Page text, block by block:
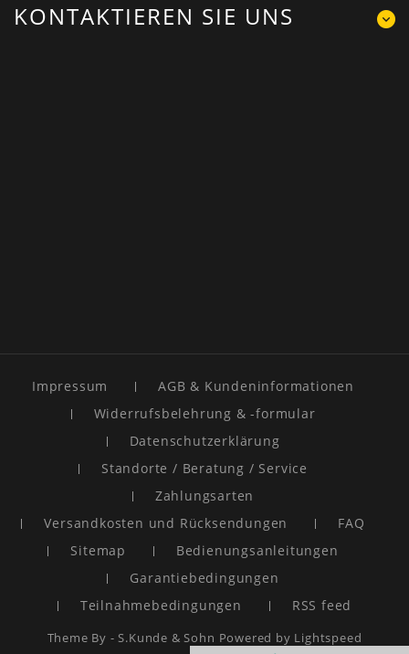
KONTAKTIEREN SIE UNS
Impressum
AGB & Kundeninformationen
Widerrufsbelehrung & -formular
Datenschutzerklärung
Standorte / Beratung / Service
Zahlungsarten
Versandkosten und Rücksendungen
FAQ
Sitemap
Bedienungsanleitungen
Garantiebedingungen
Teilnahmebedingungen
RSS feed
Theme By -S.Kunde & Sohn Powered by Lightspeed